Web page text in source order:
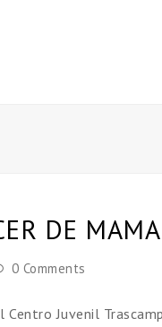
DE MAMA
0 Comments
Juvenil